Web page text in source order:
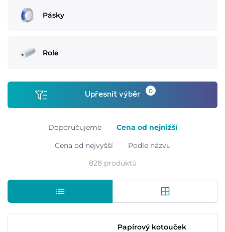
Pásky
Role
Upřesnit výběr 0
Doporučujeme
Cena od nejnižší
Cena od nejvyšší
Podle názvu
828 produktů
Papírový kotouček